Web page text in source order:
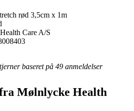
rød 3,5cm x 1m
Care A/S
baseret på 49 anmeldelser
Mølnlycke Health